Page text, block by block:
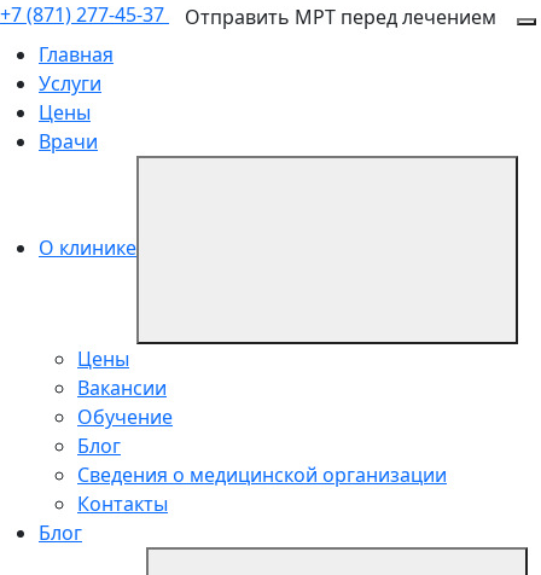
+7 (871) 277-45-37
Отправить МРТ перед лечением
Главная
Услуги
Цены
Врачи
О клинике
Цены
Вакансии
Обучение
Блог
Сведения о медицинской организации
Контакты
Блог